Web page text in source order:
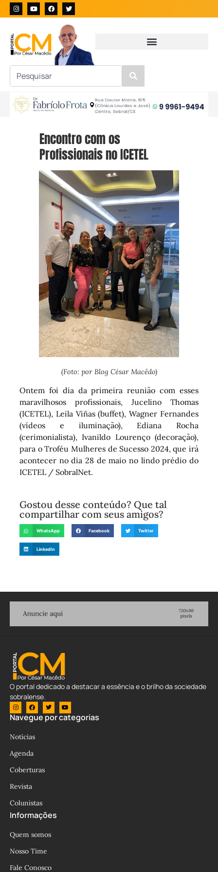
Encontro com os
Profissionais no ICETEL
(Foto: por Blog César Macêdo)
Ontem foi dia da primeira reunião com esses
maravilhosos profissionais, Jucelino Thomas
(ICETEL), Leila Viñas (buffet), Wagner Fernandes
(vídeos e iluminação), Ediana Rocha
(cerimonialista), Ivanildo Lourenço (decoração),
para o Troféu Mulheres de Sucesso 2024, que irá
acontecer no dia 28 de maio no lindo prédio do
ICETEL / SobralNet.
Gostou desse conteúdo? Que tal
compartilhar com seus amigos?
WhatsApp Facebook Twitter
LinkedIn
O portal dedicado a destacar a essência e o brilho da sociedade
sobralense.
Navegue por categorias
Notícias
Agenda
Coberturas
Revista
Colunistas
Informações
Quem somos
Nosso Time
Fale Conosco